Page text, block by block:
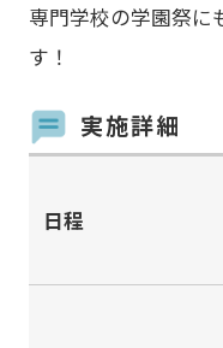
専門学校の学園祭に
す！
実施詳細
日程